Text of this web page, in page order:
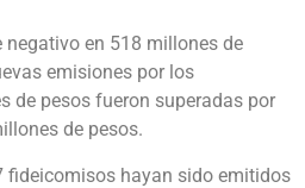
negativo en 518 millones de
emisiones por los
de pesos fueron superadas por
de pesos.
fideicomisos hayan sido emitidos